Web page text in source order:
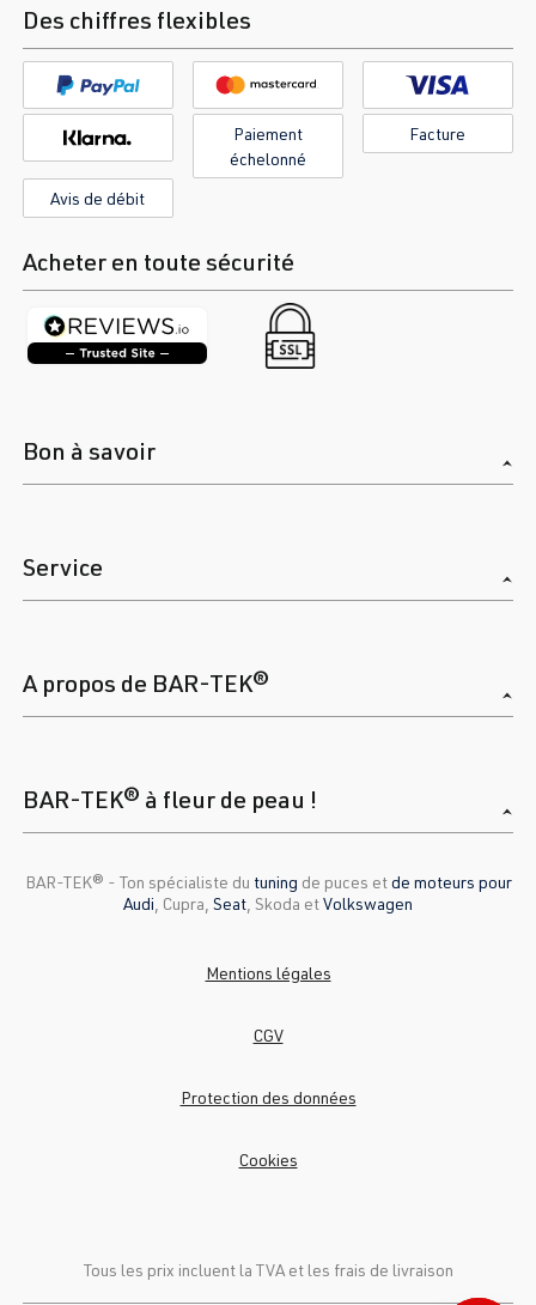
Des chiffres flexibles
Paiement
échelonné
Facture
Avis de débit
Acheter en toute sécurité
Bon à savoir
Service
A propos de BAR-TEK®
BAR-TEK® à fleur de peau !
BAR-TEK®️ - Ton spécialiste du tuning de puces etde moteurs pour
Audi , Cupra, Seat , Skoda etVolkswagen
Tous les prix incluent la TVA et les frais de livraison
Mentions légales
CGV
Protection des données
Cookies